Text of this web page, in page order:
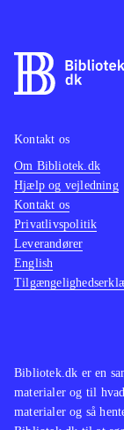
Bibliotek.dk er en
materialer og til
materialer og så
Kontakt os
Om Bibliotek.dk
Hjælp og vejledning
Kontakt os
Privatlivspolitik
Leverandører
English